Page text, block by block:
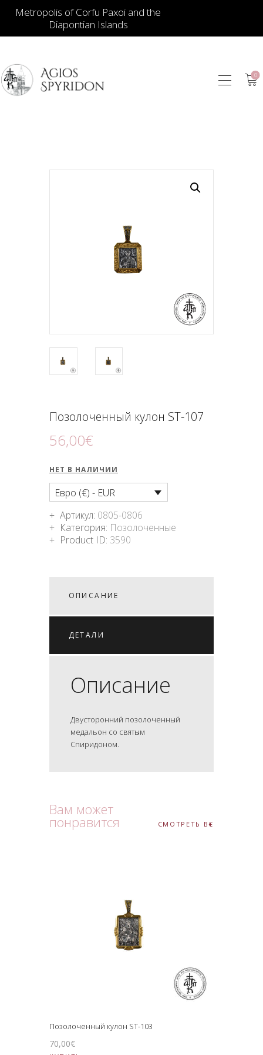
Metropolis of Corfu Paxoi and the
Diapontian Islands
0
ДЛЯ ЦЕРКВИ
СУВЕНИРЫ ДЛЯ
ПОДНОШЕНИЯ
Позолоченный кулон ST-107
56,00€
НЕТ В НАЛИЧИИ
Евро (€) - EUR
Артикул: 0805-0806
Категория: Позолоченные
Product ID: 3590
ОПИСАНИЕ
ДЕТАЛИ
Описание
Двусторонний позолоченный
медальон со святым
Спиридоном.
Вам может
понравится СМОТРЕТЬ ВСЕ
Позолоченный кулон ST-103
70,00€